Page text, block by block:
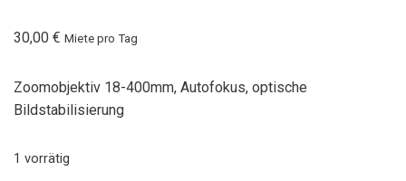
30,00 € Miete pro Tag
Zoomobjektiv 18-400mm, Autofokus, optische
Bildstabilisierung
1 vorrätig